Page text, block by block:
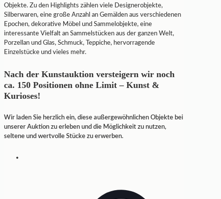
Objekte. Zu den Highlights zählen viele Designerobjekte,
Silberwaren, eine große Anzahl an Gemälden aus verschiedenen
Epochen, dekorative Möbel und Sammelobjekte, eine
interessante Vielfalt an Sammelstücken aus der ganzen Welt,
Porzellan und Glas, Schmuck, Teppiche, hervorragende
Einzelstücke und vieles mehr.
Nach der Kunstauktion versteigern wir noch
ca. 150 Positionen ohne Limit – Kunst &
Kurioses!
Wir laden Sie herzlich ein, diese außergewöhnlichen Objekte bei
unserer Auktion zu erleben und die Möglichkeit zu nutzen,
seltene und wertvolle Stücke zu erwerben.